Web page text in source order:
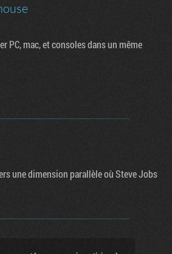
PC, mac, et consoles dans un même
une dimension parallèle où Steve Jobs